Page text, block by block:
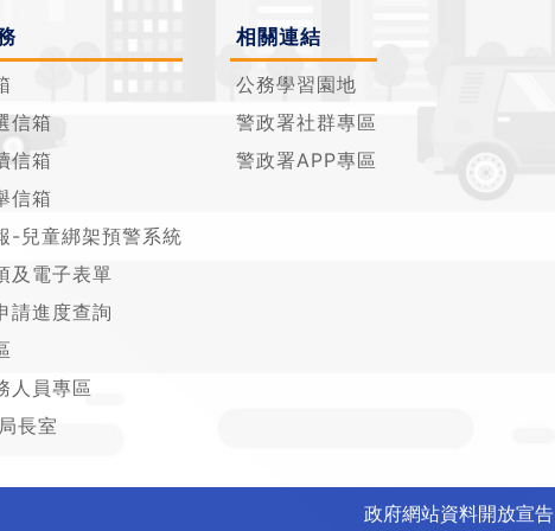
信箱
信箱
信箱
-兒童綁架預警系統
及電子表單
請進度查詢
人員專區
長室
相關連結
公務學習園地
警政署社群專區
警政署APP專區
政府網站資料開放宣告